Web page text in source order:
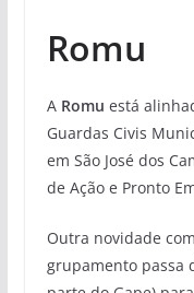
Romu
ARomu está
Guardas Civis
em São José dos
de Ação e Pronto
Outra novidade
grupamento passa